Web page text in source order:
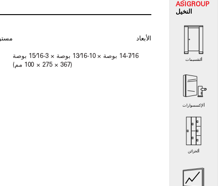
الأبعاد
14-7⁄16 بوصة × 10-13⁄16 بوصة × 3-15⁄16 بوصة
(367 × 275 × 100 مم)
ASIGROUP
النخيل
التقسيمات
الإكسسوارات
الخزائن